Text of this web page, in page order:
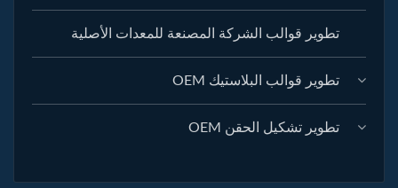
تطوير قوالب الشركة المصنعة للمعدات الأصلية
تطوير قوالب البلاستيك OEM
تطوير تشكيل الحقن OEM